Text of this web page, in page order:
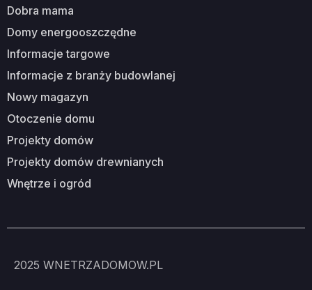
dobra mama
domy energooszczędne
informacje targowe
informacje z branży budowlanej
nowy magazyn
otoczenie domu
projekty domów
projekty domów drewnianych
wnętrze i ogród
2025 WNETRZADOMOW.PL